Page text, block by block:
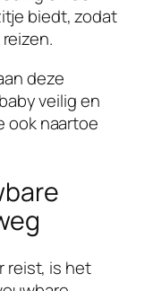
biedt, zodat
deze
veilig en
ook naartoe
reist, is het